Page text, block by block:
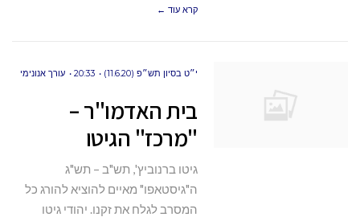
קרא עוד ←
י״ט בסיון תש״פ (11.6.20) 20:33 עורך אנונימי
בית האדמו"ר –
"מרכז" הגיטו
גיטו ברנוביץ', תש"ב – תש"ג
ה"גיסטאפו" מאיים להוציא להורג כל
המסרב לגלח את זקנו. יהודי גיטו